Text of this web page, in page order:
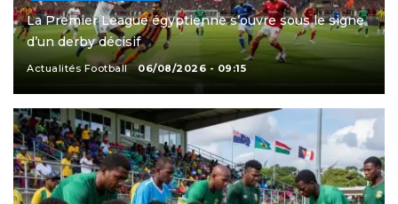
La Premier League égyptienne s’ouvre sous le signe
d’un derby décisif
Actualités Football 06/08/2026 - 09:15